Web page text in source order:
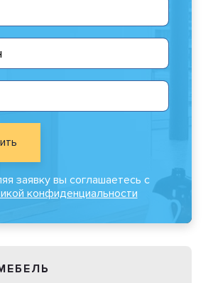
заявку вы соглашаетесь с
конфиденциальности